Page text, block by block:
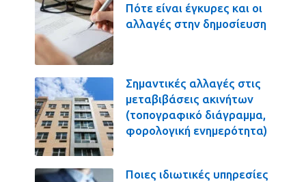
Πότε είναι έγκυρες και οι
αλλαγές στην δημοσίευση
Σημαντικές αλλαγές στις
μεταβιβάσεις ακινήτων
(τοπογραφικό διάγραμμα,
φορολογική ενημερότητα)
Ποιες ιδιωτικές υπηρεσίες